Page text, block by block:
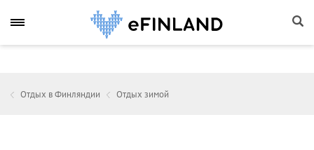
Отдых в Финляндии Отдых зимой